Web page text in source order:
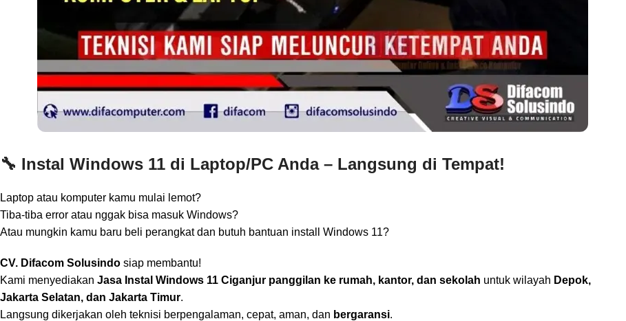
🔧 Instal Windows 11 di Laptop/PC Anda – Langsung di Tempat!
Laptop atau komputer kamu mulai lemot?
Tiba-tiba error atau nggak bisa masuk Windows?
Atau mungkin kamu baru beli perangkat dan butuh bantuan install Windows 11?
CV. Difacom Solusindo siap membantu!
Kami menyediakan Jasa Instal Windows 11 Ciganjur panggilan ke rumah, kantor, dan sekolah untuk wilayah Depok,
Jakarta Selatan, dan Jakarta Timur.
Langsung dikerjakan oleh teknisi berpengalaman, cepat, aman, dan bergaransi.